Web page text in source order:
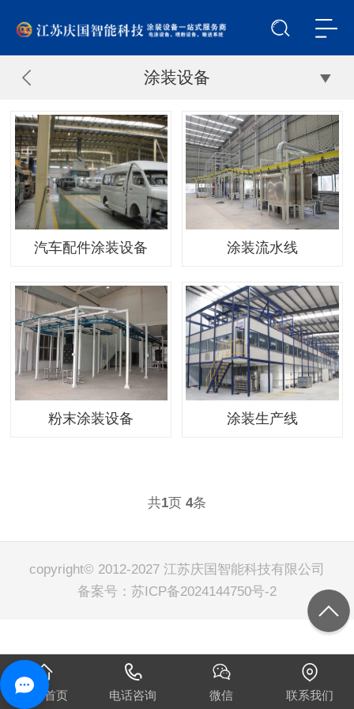
涂装设备
汽车配件涂装设备 涂装流水线
粉末涂装设备 涂装生产线
共1页 4条
copyright© 2012-2027 江苏庆国智能科技有限公司
备案号： 苏ICP备2024144750号-2
网站首页 电话咨询 微信 联系我们